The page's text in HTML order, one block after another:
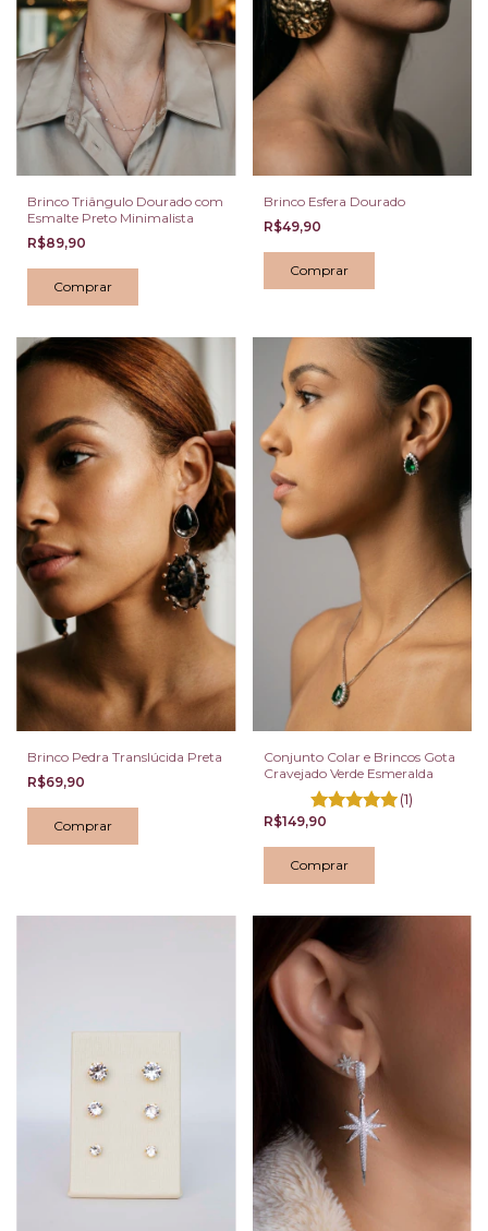
Brinco Triângulo Dourado com
Esmalte Preto Minimalista
R$89,90
Brinco Esfera Dourado
R$49,90
Brinco Pedra Translúcida Preta
R$69,90
Conjunto Colar e Brincos Gota
Cravejado Verde Esmeralda
(1)
R$149,90